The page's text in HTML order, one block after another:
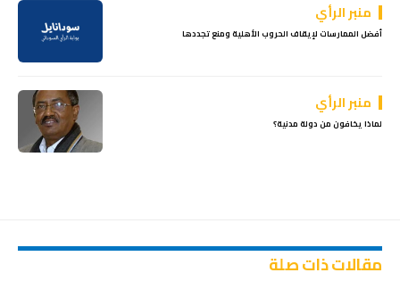
منبر الرأي
أفضل الممارسات لإيقاف الحروب الأهلية ومنع تجددها
منبر الرأي
لماذا يخافون من دولة مدنية؟
مقالات ذات صلة